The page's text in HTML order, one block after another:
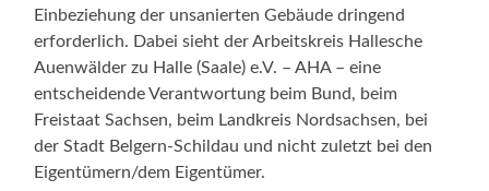
Einbeziehung der unsanierten Gebäude dringend
erforderlich. Dabei sieht der Arbeitskreis Hallesche
Auenwälder zu Halle (Saale) e.V. – AHA – eine
entscheidende Verantwortung beim Bund, beim
Freistaat Sachsen, beim Landkreis Nordsachsen, bei
der Stadt Belgern-Schildau und nicht zuletzt bei den
Eigentümern/dem Eigentümer.